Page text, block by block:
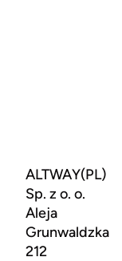
ALTWAY(PL)
Sp. z o. o.
Aleja
Grunwaldzka
212